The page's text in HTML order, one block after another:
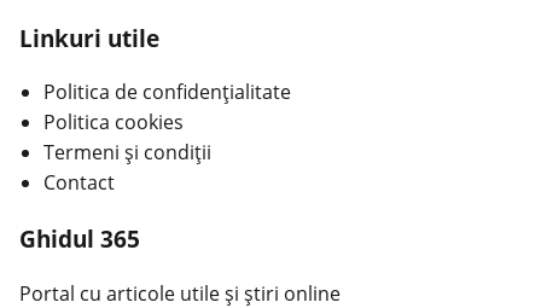
Linkuri utile
Politica de confidențialitate
Politica cookies
Termeni și condiții
Contact
Ghidul 365
Portal cu articole utile și știri online